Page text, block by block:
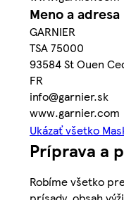
Meno a adresa
GARNIER
TSA 75000
93584 St Ouen
FR
info@garnier.sk
www.garnier.com
Ukázať všetko
Príprava a
Robíme všetko